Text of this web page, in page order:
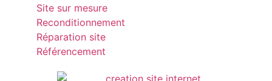
Site sur mesure
Reconditionnement
Réparation site
Référencement